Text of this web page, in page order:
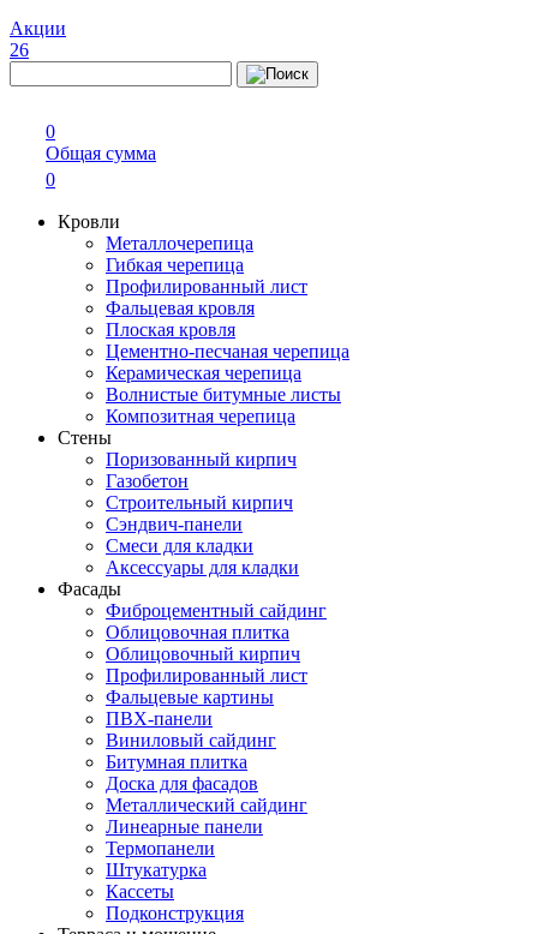
Акции
26
0
Общая сумма
0
Кровли
Металлочерепица
Гибкая черепица
Профилированный лист
Фальцевая кровля
Плоская кровля
Цементно-песчаная черепица
Керамическая черепица
Волнистые битумные листы
Композитная черепица
Стены
Поризованный кирпич
Газобетон
Строительный кирпич
Сэндвич-панели
Смеси для кладки
Аксессуары для кладки
Фасады
Фиброцементный сайдинг
Облицовочная плитка
Облицовочный кирпич
Профилированный лист
Фальцевые картины
ПВХ-панели
Виниловый сайдинг
Битумная плитка
Доска для фасадов
Металлический сайдинг
Линеарные панели
Термопанели
Штукатурка
Кассеты
Подконструкция